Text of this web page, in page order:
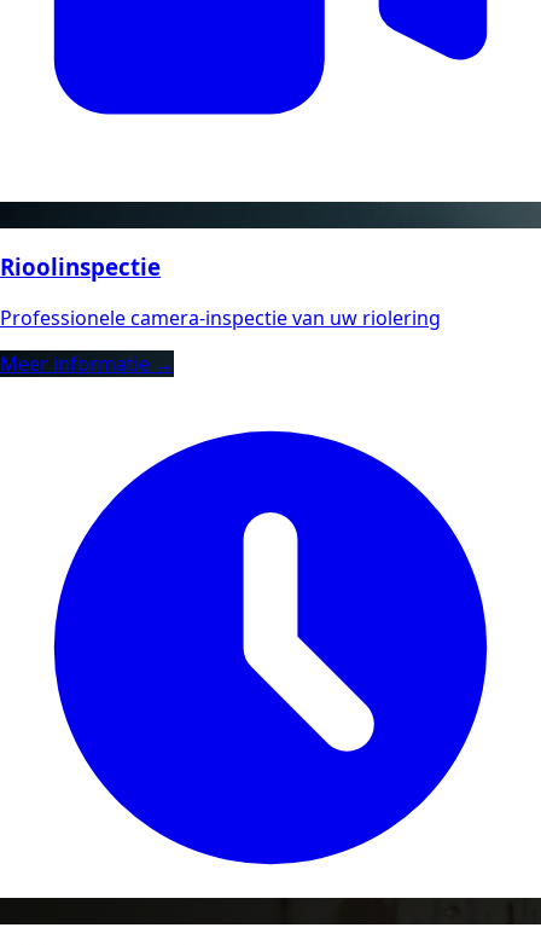
Rioolinspectie
Professionele camera-inspectie van uw riolering
Meer informatie →